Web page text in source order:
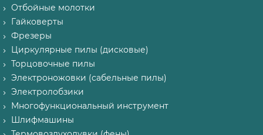
Отбойные молотки
Гайковерты
Фрезеры
Циркулярные пилы (дисковые)
Торцовочные пилы
Электроножовки (сабельные пилы)
Электролобзики
Многофункциональный инструмент
Шлифмашины